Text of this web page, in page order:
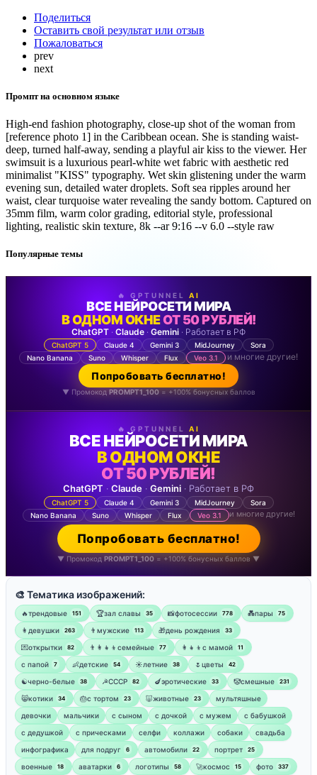
Поделиться
Оставить свой результат или отзыв
Пожаловаться
prev
next
Промпт на основном языке
High-end fashion photography, close-up shot of the woman from
[reference photo 1] in the Caribbean ocean. She is standing waist-
deep, turned half-away, sending a playful air kiss to the viewer. Her
swimsuit is a luxurious pearl-white wet fabric with aesthetic red
minimalist "KISS" typography. Wet skin glistening under the warm
evening sun, detailed water droplets. Soft sea ripples around her
waist, clear turquoise water revealing the sandy bottom. Captured on
35mm film, warm color grading, editorial style, professional
lighting, realistic skin texture, 8k --ar 9:16 --v 6.0 --style raw
Популярные темы
🔥 GPTUNNEL AI
ВСЕ НЕЙРОСЕТИ МИРА
В ОДНОМ ОКНЕОТ 50 РУБЛЕЙ!
ChatGPT · Claude · Gemini · Работает в РФ
ChatGPT 5 Claude 4 Gemini 3 MidJourney
Sora
Nano Banana
Suno Whisper Flux Veo 3.1 и многие другие!
Попробовать бесплатно!
▼ Промокод PROMPT1_100= +100% бонусных баллов
🔥 GPTUNNEL AI
ВСЕ НЕЙРОСЕТИ МИРА
В ОДНОМ ОКНЕ
ОТ 50 РУБЛЕЙ!
ChatGPT · Claude · Gemini · Работает в РФ
ChatGPT 5 Claude 4 Gemini 3 MidJourney
Sora
Nano Banana
Suno Whisper Flux Veo 3.1 и многие другие!
Попробовать бесплатно!
▼ Промокод PROMPT1_100 = +100% бонусных баллов ▼
🎨 Тематика изображений:
🔥трендовые 151 🏆зал славы 35 📸фотосессии 778 💑пары 75
👩девушки 263 👨мужские 113 🎁день рождения 33
💌открытки 82 👨‍👩‍👧‍👦семейные 77 👩‍👧‍👦с мамой 11
‍с папой 7 👶детские 54 ☀️летние 38 🌷цветы 42
☯︎черно-белые 38 ☭СССР 82 🍆эротические 33 🤡смешные 231
😸котики 34 🎂с тортом 23 🐷животные 23
мультяшные
девочки
мальчики с сыном с дочкой с мужем
с бабушкой
с дедушкой
с прическами селфи коллажи собаки
свадьба
инфографика
для подруг 6 автомобили 22 портрет 25
военные 18 аватарки 6 логотипы 58 🚀космос 15 фото 337